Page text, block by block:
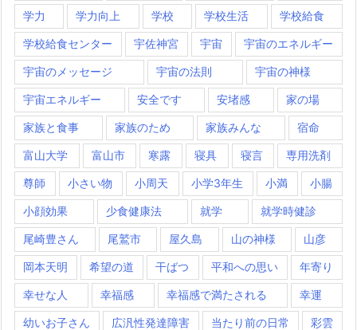
学力 学力向上 学校 学校生活 学校給食
学校給食センター 宇佐神宮 宇宙 宇宙のエネルギー
宇宙のメッセージ 宇宙の法則 宇宙の神様
宇宙エネルギー 安全です 安堵感 家の場
家族と食事 家族のため 家族みんな 宿命
富山大学 富山市 寒露 寝具 寝言 専用洗剤
尊師 小さい物 小周天 小学3年生 小満 小腸
小顔効果 少食健康法 就学 就学時健診
尾崎豊さん 尾鷲市 屋久島 山の神様 山彦
岡本天明 希望の道 干ばつ 平和への思い 年寄り
幸せな人 幸福感 幸福感で満たされる 幸運
幼いお子さん 広汎性発達障害 当たり前の日常 彩雲